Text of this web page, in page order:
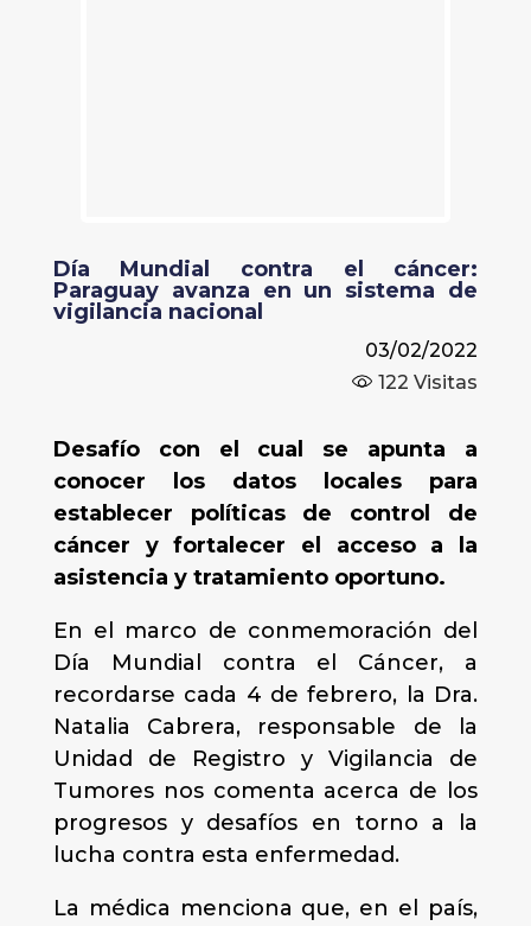
Día Mundial contra el cáncer:
Paraguay avanza en un sistema de
vigilancia nacional
03/02/2022
122 Visitas
Desafío con el cual se apunta a
conocer los datos locales para
establecer políticas de control de
cáncer y fortalecer el acceso a la
asistencia y tratamiento oportuno.
En el marco de conmemoración del
Día Mundial contra el Cáncer, a
recordarse cada 4 de febrero, la Dra.
Natalia Cabrera, responsable de la
Unidad de Registro y Vigilancia de
Tumores nos comenta acerca de los
progresos y desafíos en torno a la
lucha contra esta enfermedad.
La médica menciona que, en el país,